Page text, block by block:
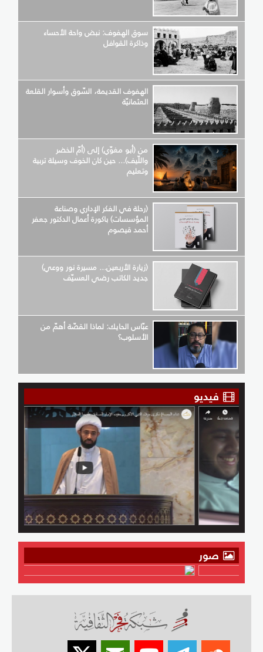
سوق الهفوف: نبض واحة الأحساء
وذاكرة القوافل
الهفوف القديمة، السّوق وأسوار القلعة
العثمانيّة
من (أبو مغوّي) إلى (أمّ الخضر
واللّيف)... حين كان الخوف وسيلة تربية
وتعليم
(رحلة في الفكر الإداري وصناعة
المؤسسات) باكورة أعمال الدكتور جعفر
أحمد قيصوم
(زيارة الأربعين... مسيرة نور ووعي)
جديد الكاتب رضي العسيّف
عبّاس الحايك: لماذا القصّة أهمّ من
الأسلوب؟
فيديو
صور